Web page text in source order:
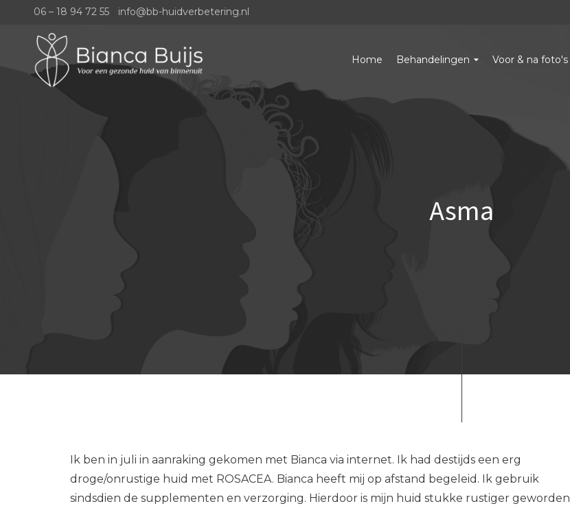
06 – 18 94 72 55| info@bb-huidverbetering.nl
Home Behandelingen Voor & na foto's
Asma
Ik ben in juli in aanraking gekomen met Bianca via internet. Ik had destijds een erg
droge/onrustige huid met ROSACEA. Bianca heeft mij op afstand begeleid. Ik gebruik
sindsdien de supplementen en verzorging. Hierdoor is mijn huid stukke rustiger geworden